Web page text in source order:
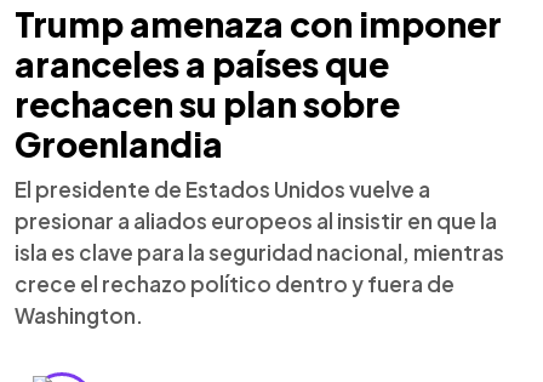
Trump amenaza con imponer
aranceles a países que
rechacen su plan sobre
Groenlandia
El presidente de Estados Unidos vuelve a
presionar a aliados europeos al insistir en que la
isla es clave para la seguridad nacional, mientras
crece el rechazo político dentro y fuera de
Washington.